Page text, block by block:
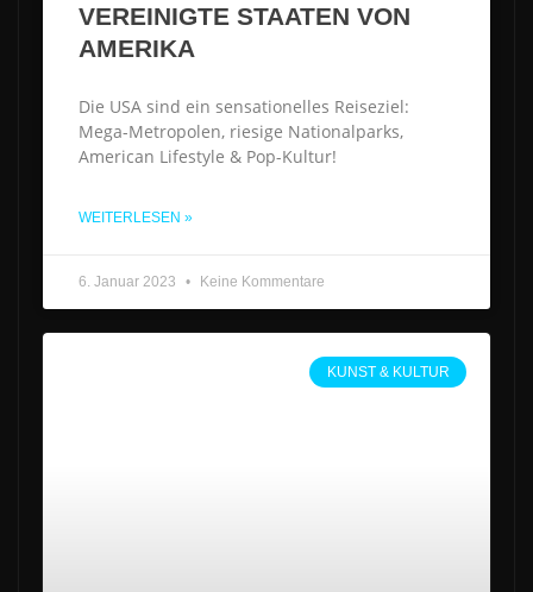
VEREINIGTE STAATEN VON
AMERIKA
Die USA sind ein sensationelles Reiseziel:
Mega-Metropolen, riesige Nationalparks,
American Lifestyle & Pop-Kultur!
WEITERLESEN »
6. Januar 2023 Keine Kommentare
KUNST & KULTUR